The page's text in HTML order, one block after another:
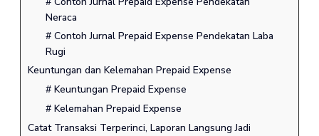
Neraca
# Contoh Jurnal Prepaid Expense Pendekatan Laba
Rugi
Keuntungan dan Kelemahan Prepaid Expense
# Keuntungan Prepaid Expense
# Kelemahan Prepaid Expense
Catat Transaksi Terperinci, Laporan Langsung Jadi